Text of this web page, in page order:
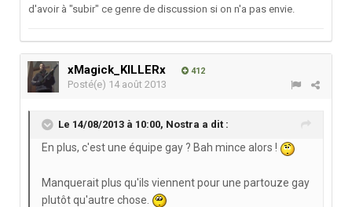
d'avoir à "subir" ce genre de discussion si on n'a pas envie.
xMagick_KILLERx 412
Posté(e) 14 août 2013
Le 14/08/2013 à 10:00, Nostra a dit :
En plus, c'est une équipe gay ? Bah mince alors !
Manquerait plus qu'ils viennent pour une partouze gay
plutôt qu'autre chose.